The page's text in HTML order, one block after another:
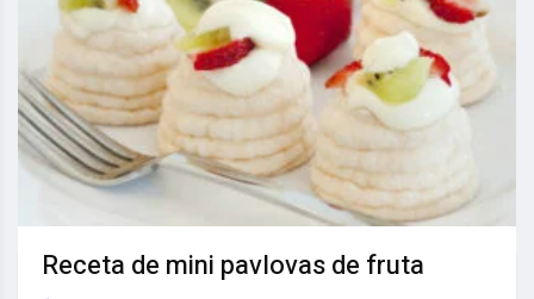
Receta de mini pavlovas de fruta